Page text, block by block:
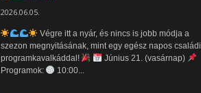
2026.06.05.
Végre itt a nyár, és nincs is jobb módja a
szezon megnyitásának, mint egy egész napos családi
programkavalkáddal!
Június 21. (vasárnap)
Programok:
10:00...